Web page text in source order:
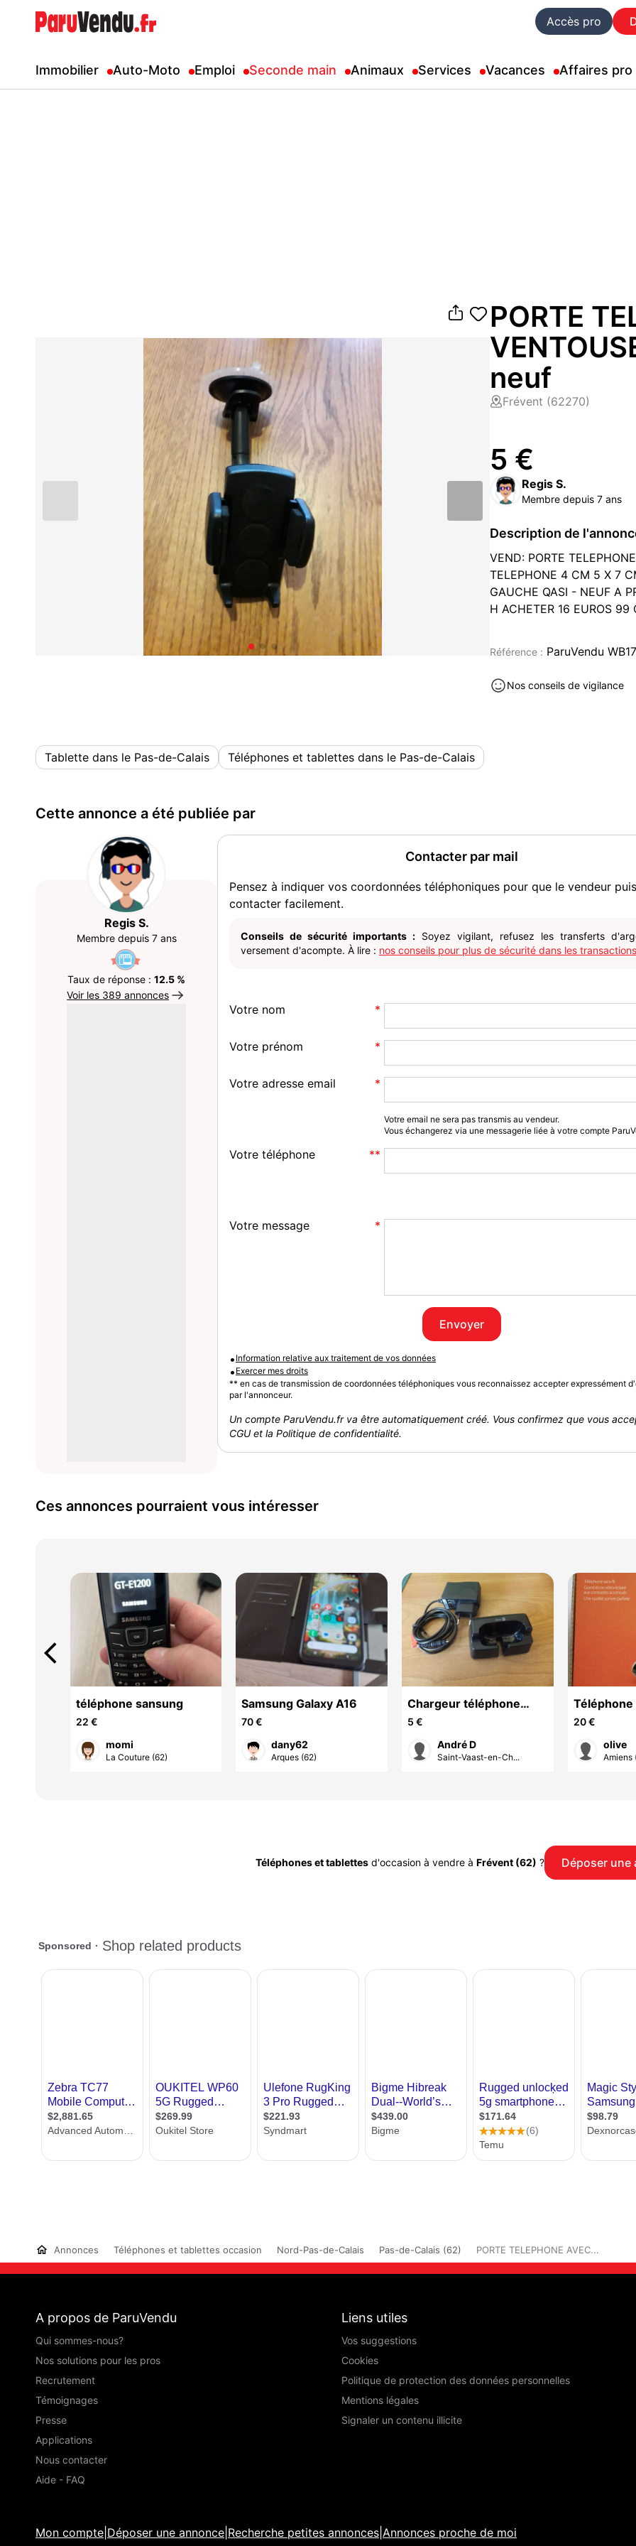
Accès pro
Immobilier Auto-Moto Emploi Seconde main Animaux Services Vacances Affaires pro
PORTE
neuf
Frévent (62270)
5 €
Regis S.
Membre depuis 7 ans
Description de
VEND: PORTE
TELEPHONE 4 CM 5 X 7
GAUCHE QASI - NEUF A
H ACHETER 16 EUROS 99
Tablette neuf à vendre à
de-Calais (62)
Référence : ParuVendu
Nos conseils de vigilance
Tablette dans le Pas-de-Calais Téléphones et tablettes dans le Pas-de-Calais
Cette annonce a été publiée par
Regis S.
Membre depuis 7 ans
Taux de réponse : 12.5 %
Voir les 389 annonces
Contacter par mail
Pensez à indiquer vos coordonnées téléphoniques pour que le vendeur
contacter facilement.
Conseils de sécurité importants : Soyez vigilant, refusez les transferts
versement d'acompte. À lire : nos conseils pour plus de sécurité dans les
Votre nom
Votre prénom
Votre adresse email
Votre email ne sera pas transmis au vendeur.
Vous échangerez via une messagerie liée à votre compte
Votre téléphone
Votre message
Envoyer
• Information relative aux traitement de vos données
• Exercer mes droits
** en cas de transmission de coordonnées téléphoniques vous reconnaissez accepter expressément
par l'annonceur.
Un compte ParuVendu.fr va être automatiquement créé. Vous confirmez que vous
CGU et la Politique de confidentialité.
Ces annonces pourraient vous intéresser
téléphone sansung
22 €
momi
La Couture (62)
Samsung Galaxy A16
70 €
dany62
Arques (62)
Chargeur téléphone
pour DORO 6060 ou
autres
5 €
André D
Saint-Vaast-en-Ch...
AS690
ou
20 €
olive
Amiens
arrow_back_ios
Téléphones et tablettes d'occasion à vendre à Frévent (62) ? Déposer une
Annonces Téléphones et tablettes occasion Nord-Pas-de-Calais Pas-de-Calais (62) PORTE TELEPHONE AVEC...
A propos de ParuVendu
Qui sommes-nous?
Nos solutions pour les pros
Recrutement
Témoignages
Presse
Applications
Nous contacter
Aide - FAQ
Liens utiles
Vos suggestions
Cookies
Politique de protection des données personnelles
Mentions légales
Signaler un contenu illicite
Mon compte Déposer une annonce Recherche petites annonces Annonces proche de moi